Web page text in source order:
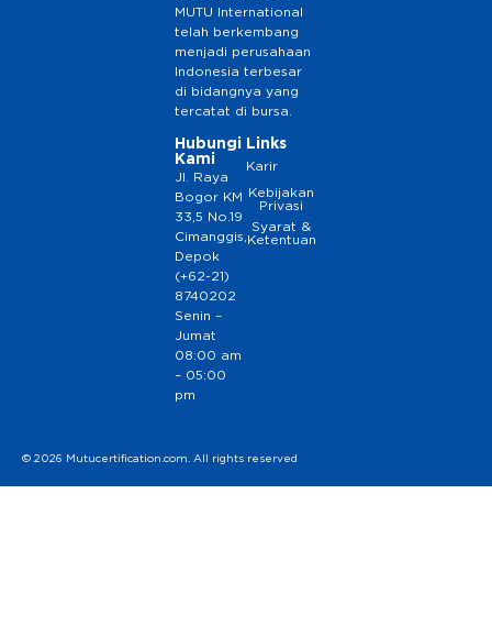
MUTU International
telah berkembang
menjadi perusahaan
Indonesia terbesar
di bidangnya yang
tercatat di bursa.
Hubungi
Kami
Jl. Raya
Bogor KM
33,5 No.19
Cimanggis,
Depok
(+62-21)
8740202
Senin –
Jumat
08:00 am
– 05:00
pm
Links
Karir
Kebijakan
Privasi
Syarat &
Ketentuan
© 2026 Mutucertification.com. All rights reserved